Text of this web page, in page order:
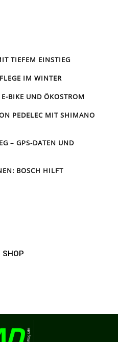
TIEFEM EINSTIEG
IM WINTER
BIKE UND ÖKOSTROM
PEDELEC MIT SHIMANO
– GPS-DATEN UND
BOSCH HILFT
SHOP